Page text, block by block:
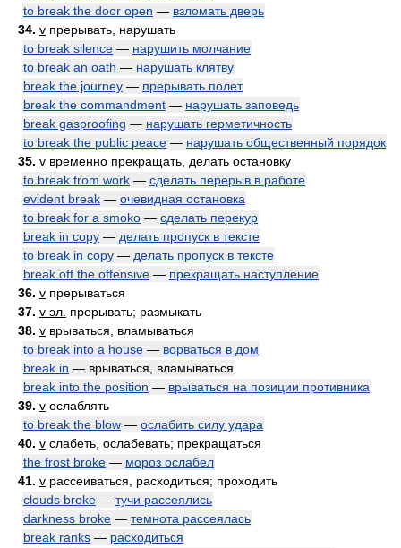
to break the door open — взломать дверь
34. v прерывать, нарушать
to break silence — нарушить молчание
to break an oath — нарушать клятву
break the journey — прерывать полет
break the commandment — нарушать заповедь
break gasproofing — нарушать герметичность
to break the public peace — нарушать общественный порядок
35. v временно прекращать, делать остановку
to break from work — сделать перерыв в работе
evident break — очевидная остановка
to break for a smoko — сделать перекур
break in copy — делать пропуск в тексте
to break in copy — делать пропуск в тексте
break off the offensive — прекращать наступление
36. v прерываться
37. v эл. прерывать; размыкать
38. v врываться, вламываться
to break into a house — ворваться в дом
break in — врываться, вламываться
break into the position — врываться на позиции противника
39. v ослаблять
to break the blow — ослабить силу удара
40. v слабеть, ослабевать; прекращаться
the frost broke — мороз ослабел
41. v рассеиваться, расходиться; проходить
clouds broke — тучи рассеялись
darkness broke — темнота рассеялась
break ranks — расходиться